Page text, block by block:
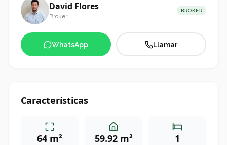
David Flores
Broker
BROKER
WhatsApp Llamar
Características
64 m² 59.92 m² 1